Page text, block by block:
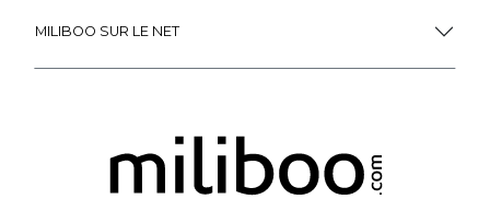
MILIBOO SUR LE NET